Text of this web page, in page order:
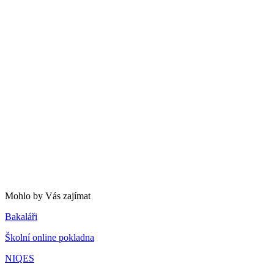
Mohlo by Vás zajímat
Bakaláři
Školní online pokladna
NIQES